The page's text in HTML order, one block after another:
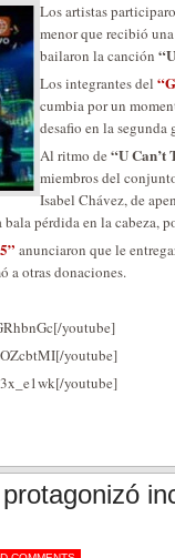
Los artistas
menor que recibió
bailaron la canción
Los integrantes del
cumbia por un
desafio en la segunda
Al ritmo de “U Can’t
miembros del
Isabel Chávez, de
pérdida en la cabeza,
anunciaron que le
a otras donaciones.
youtube]
youtube]
youtube]